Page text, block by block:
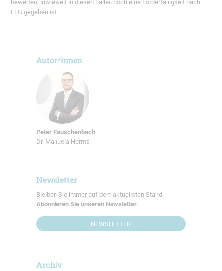
bewerten, inwieweit in diesen Fällen noch eine Förderfähigkeit nach
EEG gegeben ist.
Autor*innen
Peter Rauschenbach
Dr. Manuela Herms
Newsletter
Bleiben Sie immer auf dem aktuellsten Stand.
Abonnieren Sie unseren Newsletter.
NEWSLETTER
Archiv